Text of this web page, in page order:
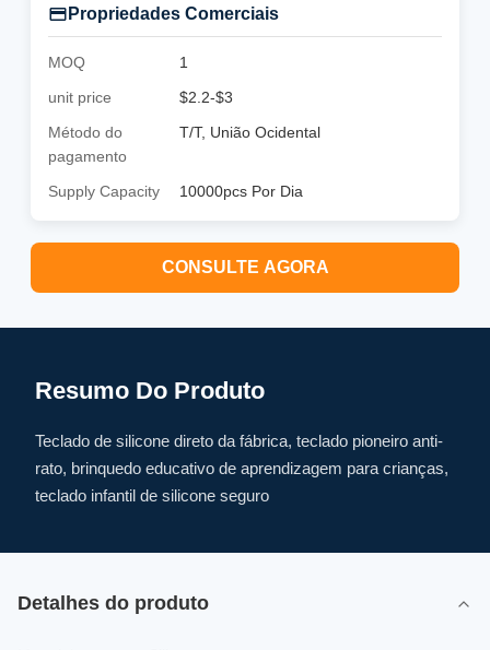
Propriedades Comerciais
MOQ
1
unit price
$2.2-$3
Método do
pagamento
T/T, União Ocidental
Supply Capacity 10000pcs Por Dia
CONSULTE AGORA
Resumo Do Produto
Teclado de silicone direto da fábrica, teclado pioneiro anti-
rato, brinquedo educativo de aprendizagem para crianças,
teclado infantil de silicone seguro
Detalhes do produto